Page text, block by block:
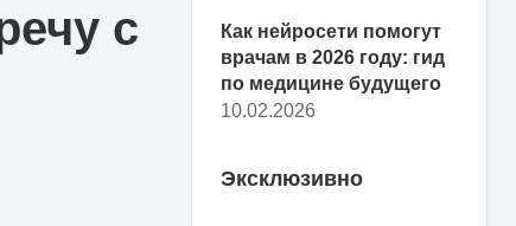
с
Как нейросети помогут
врачам в 2026 году: гид
по медицине будущего
10.02.2026
Эксклюзивно